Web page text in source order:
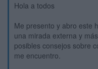
Hola a todos
Me presento y abro este
una mirada externa y
posibles consejos sobre
me encuentro.